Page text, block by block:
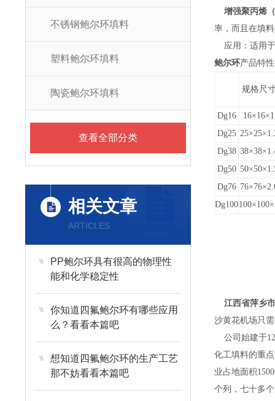
不锈钢鲍尔环填料
塑料鲍尔环填料
陶瓷鲍尔环填料
查看全部分类
相关文章
ARTICLES
PP鲍尔环具有很高的物理性
能和化学稳定性
你知道四氟鲍尔环有哪些应用
么？看看本篇吧
想知道四氟鲍尔环的生产工艺
那不妨看看本篇吧
增强聚丙烯
率，而且在填
应用：适用
鲍尔环产品特
规格尺
Dg16
16×16×1
Dg25
Dg38
Dg50
Dg76
Dg100
江西省萍乡
沙黄花机场只
公司始建于12
化工填料的重
业占地面积
个列，七十多